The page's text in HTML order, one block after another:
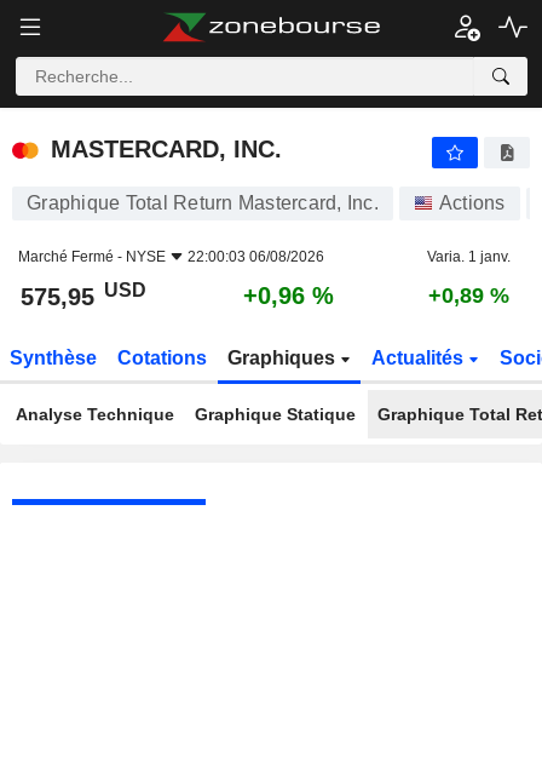
MASTERCARD, INC.
MASTERCARD, INC.
Graphique Total Return Mastercard, Inc. Actions
Marché Fermé - NYSE 22:00:03 06/08/2026 Varia. 1 janv.
575,95 USD +0,96 % +0,89 %
Synthèse Cotations Graphiques Actualités
Analyse Technique Graphique Statique Graphique Total